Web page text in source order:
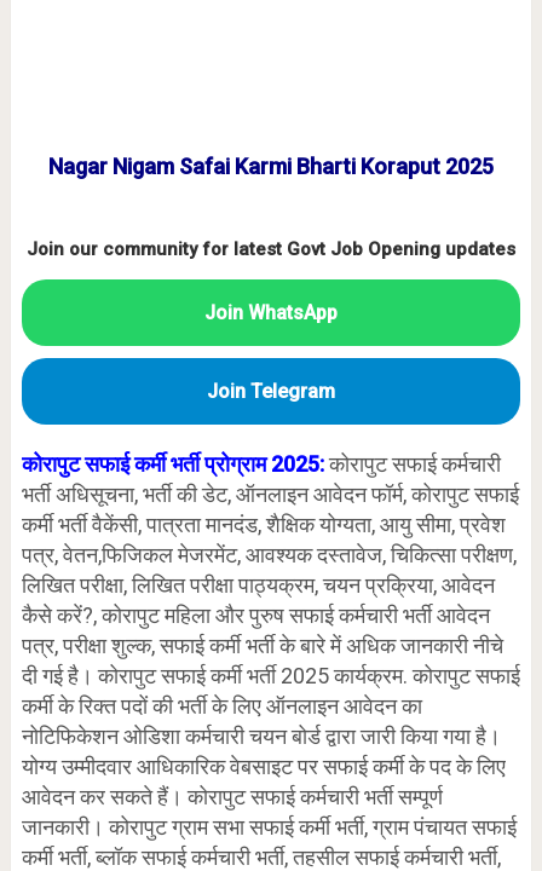
Nagar Nigam Safai Karmi Bharti Koraput 2025
Join our community for latest Govt Job Opening updates
Join WhatsApp
Join Telegram
कोरापुट सफाई कर्मी भर्ती प्रोग्राम 2025:कोरापुट सफाई कर्मचारी
भर्ती अधिसूचना, भर्ती की डेट, ऑनलाइन आवेदन फॉर्म, कोरापुट सफाई
कर्मी भर्ती वैकेंसी, पात्रता मानदंड, शैक्षिक योग्यता, आयु सीमा, प्रवेश
पत्र, वेतन,फिजिकल मेजरमेंट, आवश्यक दस्तावेज, चिकित्सा परीक्षण,
लिखित परीक्षा, लिखित परीक्षा पाठ्यक्रम, चयन प्रक्रिया, आवेदन
कैसे करें?, कोरापुट महिला और पुरुष सफाई कर्मचारी भर्ती आवेदन
पत्र, परीक्षा शुल्क, सफाई कर्मी भर्ती के बारे में अधिक जानकारी नीचे
दी गई है। कोरापुट सफाई कर्मी भर्ती 2025 कार्यक्रम. कोरापुट सफाई
कर्मी के रिक्त पदों की भर्ती के लिए ऑनलाइन आवेदन का
नोटिफिकेशन ओडिशा कर्मचारी चयन बोर्ड द्वारा जारी किया गया है।
योग्य उम्मीदवार आधिकारिक वेबसाइट पर सफाई कर्मी के पद के लिए
आवेदन कर सकते हैं। कोरापुट सफाई कर्मचारी भर्ती सम्पूर्ण
जानकारी। कोरापुट ग्राम सभा सफाई कर्मी भर्ती, ग्राम पंचायत सफाई
कर्मी भर्ती, ब्लॉक सफाई कर्मचारी भर्ती, तहसील सफाई कर्मचारी भर्ती,